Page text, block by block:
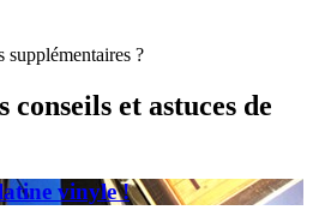
supplémentaires ?
conseils et astuces de
vinyle !